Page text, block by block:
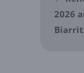
2026